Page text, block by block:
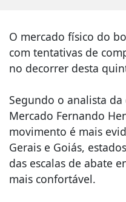
O mercado físico do
com tentativas de
no decorrer desta
Segundo o analista
Mercado Fernando
movimento é mais
Gerais e Goiás,
das escalas de abate
mais confortável.